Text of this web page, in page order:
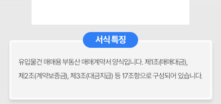
서식 특징
유입물건 매매용 부동산 매매계약서 양식입니다. 제1조(매매대금),
제2조(계약보증금), 제3조(대금지급) 등 17조항으로 구성되어 있습니다.